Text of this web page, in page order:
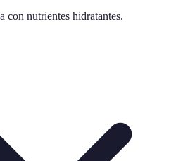
con nutrientes hidratantes.